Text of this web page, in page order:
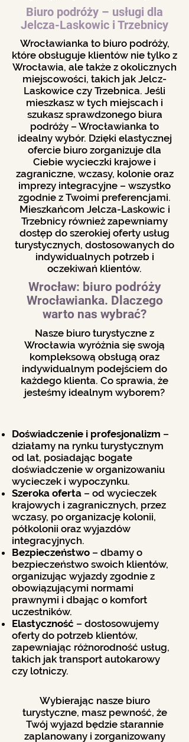
Biuro podróży – usługi dla
Jelcza-Laskowic i Trzebnicy
Wrocławianka to biuro podróży,
które obsługuje klientów nie tylko z
Wrocławia, ale także z okolicznych
miejscowości, takich jak Jelcz-
Laskowice czy Trzebnica. Jeśli
mieszkasz w tych miejscach i
szukasz sprawdzonego biura
podróży – Wrocławianka to
idealny wybór. Dzięki elastycznej
ofercie biuro zorganizuje dla
Ciebie wycieczki krajowe i
zagraniczne, wczasy, kolonie oraz
imprezy integracyjne – wszystko
zgodnie z Twoimi preferencjami.
Mieszkańcom Jelcza-Laskowic i
Trzebnicy również zapewniamy
dostęp do szerokiej oferty usług
turystycznych, dostosowanych do
indywidualnych potrzeb i
oczekiwań klientów.
Wrocław: biuro podróży
Wrocławianka. Dlaczego
warto nas wybrać?
Nasze biuro turystyczne z
Wrocławia wyróżnia się swoją
kompleksową obsługą oraz
indywidualnym podejściem do
każdego klienta. Co sprawia, że
jesteśmy idealnym wyborem?
Doświadczenie i profesjonalizm –
działamy na rynku turystycznym
od lat, posiadając bogate
doświadczenie w organizowaniu
wycieczek i wypoczynku.
Szeroka oferta – od wycieczek
krajowych i zagranicznych, przez
wczasy, po organizację kolonii,
półkolonii oraz wyjazdów
integracyjnych.
Bezpieczeństwo – dbamy o
bezpieczeństwo swoich klientów,
organizując wyjazdy zgodnie z
obowiązującymi normami
prawnymi i dbając o komfort
uczestników.
Elastyczność – dostosowujemy
oferty do potrzeb klientów,
zapewniając różnorodność usług,
takich jak transport autokarowy
czy lotniczy.
Wybierając nasze biuro
turystyczne, masz pewność, że
Twój wyjazd będzie starannie
zaplanowany i zorganizowany